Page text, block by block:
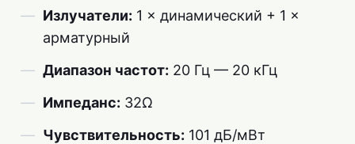
Излучатели: 1 × динамический + 1 ×
арматурный
Диапазон частот: 20 Гц — 20 кГц
Импеданс: 32Ω
Чувствительность: 101 дБ/мВт